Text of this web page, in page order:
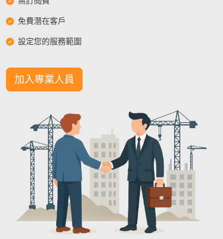
免費潛在客戶
設定您的服務範圍
加入專業人員